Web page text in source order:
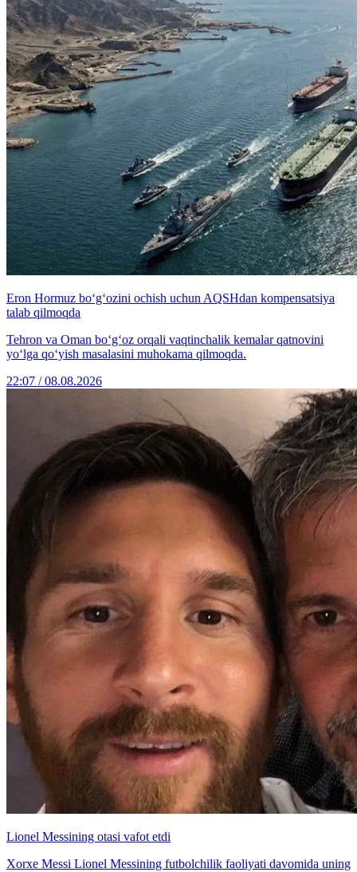
Eron Hormuz bo‘g‘ozini ochish uchun AQSHdan kompensatsiya
talab qilmoqda
Tehron va Oman bo‘g‘oz orqali vaqtinchalik kemalar qatnovini
yo‘lga qo‘yish masalasini muhokama qilmoqda.
22:07 / 08.08.2026
Lionel Messining otasi vafot etdi
Xorxe Messi Lionel Messining futbolchilik faoliyati davomida uning